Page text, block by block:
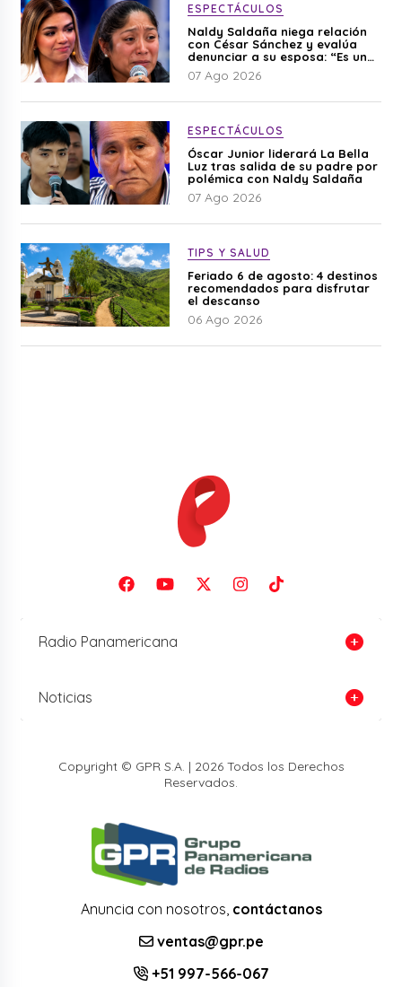
ESPECTÁCULOS
Naldy Saldaña niega relación
con César Sánchez y evalúa
denunciar a su esposa: “Es una
difamación”
07 Ago 2026
ESPECTÁCULOS
Óscar Junior liderará La Bella
Luz tras salida de su padre por
polémica con Naldy Saldaña
07 Ago 2026
TIPS Y SALUD
Feriado 6 de agosto: 4 destinos
recomendados para disfrutar
el descanso
06 Ago 2026
Radio Panamericana
Noticias
Copyright © GPR S.A. | 2026 Todos los Derechos
Reservados.
Anuncia con nosotros, contáctanos
ventas@gpr.pe
+51 997-566-067